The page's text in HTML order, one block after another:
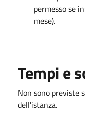
permesso se
mese).
Tempi e
Non sono previste
dell'istanza.